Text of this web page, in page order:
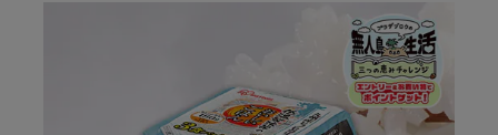
※ご確認ください